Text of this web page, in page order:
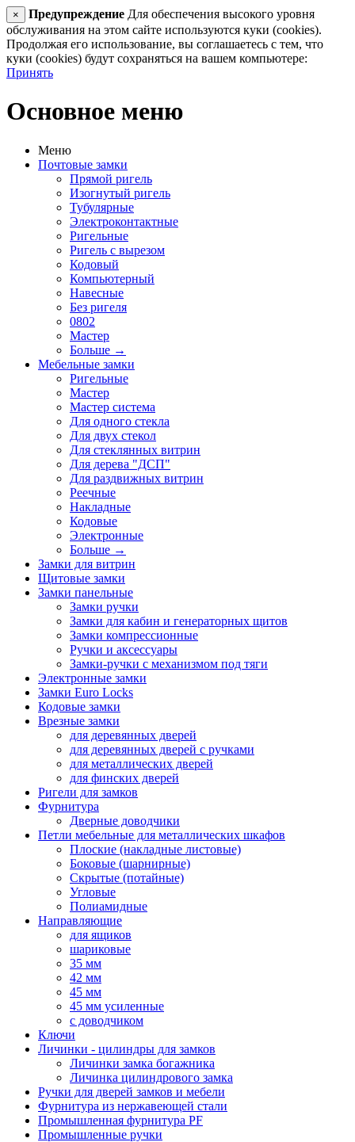
× Предупреждение Для обеспечения высокого уровня
обслуживания на этом сайте используются куки (cookies).
Продолжая его использование, вы соглашаетесь с тем, что
куки (cookies) будут сохраняться на вашем компьютере:
Принять
Основное меню
Меню
Почтовые замки
Прямой ригель
Изогнутый ригель
Тубулярные
Электроконтактные
Ригельные
Ригель с вырезом
Кодовый
Компьютерный
Навесные
Без ригеля
0802
Мастер
Больше →
Мебельные замки
Ригельные
Мастер
Мастер система
Для одного стекла
Для двух стекол
Для стеклянных витрин
Для дерева "ДСП"
Для раздвижных витрин
Реечные
Накладные
Кодовые
Электронные
Больше →
Замки для витрин
Щитовые замки
Замки панельные
Замки ручки
Замки для кабин и генераторных щитов
Замки компрессионные
Ручки и аксессуары
Замки-ручки с механизмом под тяги
Электронные замки
Замки Euro Locks
Кодовые замки
Врезные замки
для деревянных дверей
для деревянных дверей с ручками
для металлических дверей
для финских дверей
Ригели для замков
Фурнитура
Дверные доводчики
Петли мебельные для металлических шкафов
Плоские (накладные листовые)
Боковые (шарнирные)
Скрытые (потайные)
Угловые
Полиамидные
Направляющие
для ящиков
шариковые
35 мм
42 мм
45 мм
45 мм усиленные
с доводчиком
Ключи
Личинки - цилиндры для замков
Личинки замка богажника
Личинка цилиндрового замка
Ручки для дверей замков и мебели
Фурнитура из нержавеющей стали
Промышленная фурнитура PF
Промышленные ручки